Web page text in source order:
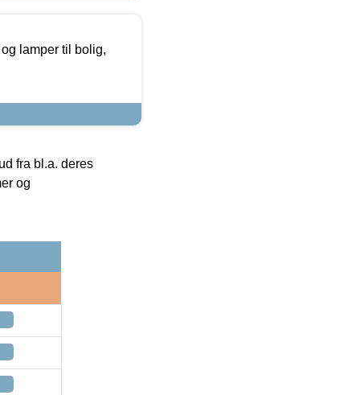
lamper til bolig,
fra bl.a. deres
og